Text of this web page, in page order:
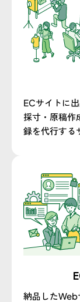
ECサイトに
採寸・原稿作
録を代行する
納品したWeb